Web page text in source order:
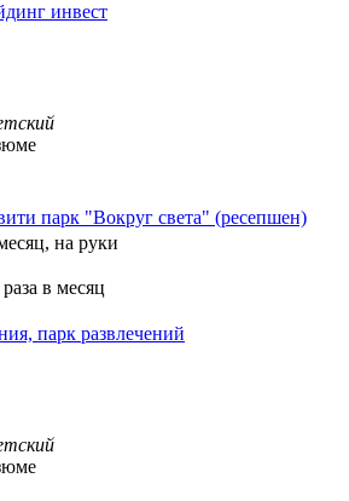
инвест
парк "Вокруг света" (ресепшен)
на руки
в месяц
парк развлечений